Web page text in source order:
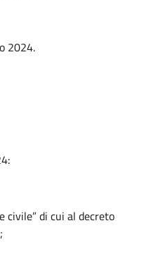
2024.
civile” di cui al decreto